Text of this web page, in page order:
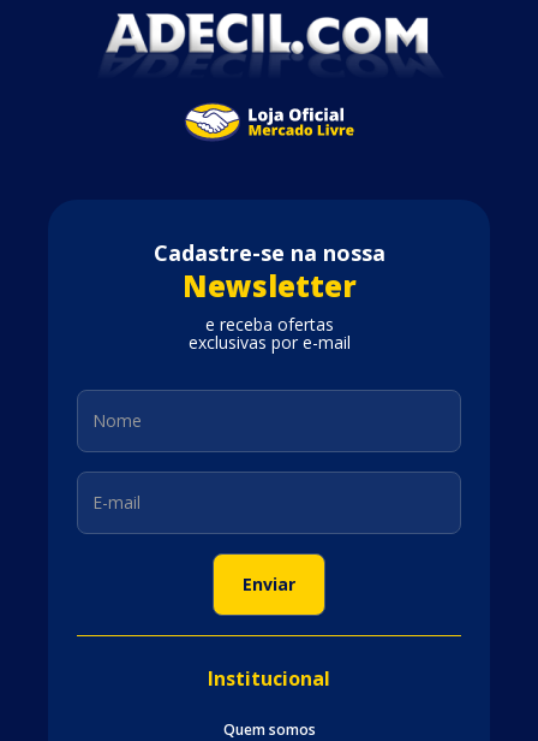
Cadastre-se na nossa
Newsletter
e receba ofertas
exclusivas por e-mail
Institucional
Quem somos